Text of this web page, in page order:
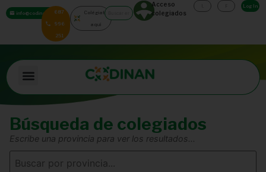
info@codinan.org687
996
251
Colégiate
aquí
Acceso
colegiados
Log In
Búsqueda de colegiados
Escribe una provincia para ver los resultados...